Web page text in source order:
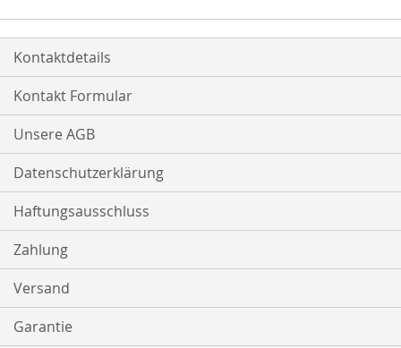
Kontaktdetails
Kontakt Formular
Unsere AGB
Datenschutzerklärung
Haftungsausschluss
Zahlung
Versand
Garantie